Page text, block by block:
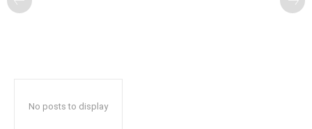
No posts to display